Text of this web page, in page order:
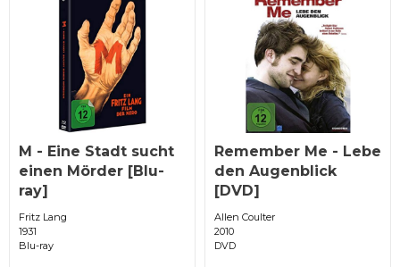
M - Eine Stadt sucht
einen Mörder [Blu-
ray]
Fritz Lang
1931
Blu-ray
Remember Me - Lebe
den Augenblick
[DVD]
Allen Coulter
2010
DVD